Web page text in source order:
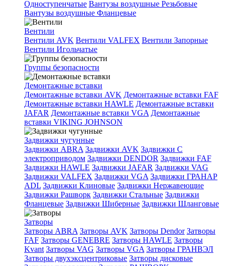
Одноступенчатые Вантузы воздушные Резьбовые
Вантузы воздушные Фланцевые
Вентили
Вентили AVK Вентили VALFEX Вентили Запорные
Вентили Игольчатые
Группы безопасности
Демонтажные вставки
Демонтажные вставки AVK Демонтажные вставки FAF
Демонтажные вставки HAWLE Демонтажные вставки
JAFAR Демонтажные вставки VGA Демонтажные
вставки VIKING JOHNSON
Задвижки чугунные
Задвижки ABRA Задвижки AVK Задвижки C
электроприводом Задвижки DENDOR Задвижки FAF
Задвижки HAWLE Задвижки JAFAR Задвижки VAG
Задвижки VALFEX Задвижки VGA Задвижки ГРАНАР
ADL Задвижки Клиновые Задвижки Нержавеющие
Задвижки Рашворк Задвижки Стальные Задвижки
Фланцевые Задвижки Шиберные Задвижки Шланговые
Затворы
Затворы ABRA Затворы AVK Затворы Dendor Затворы
FAF Затворы GENEBRE Затворы HAWLE Затворы
Kvant Затворы VAG Затворы VGA Затворы ГРАНВЭЛ
Затворы двухэксцентриковые Затворы дисковые